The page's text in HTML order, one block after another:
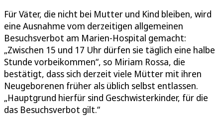
Für Väter, die nicht bei Mutter und Kind bleiben, wird
eine Ausnahme vom derzeitigen allgemeinen
Besuchsverbot am Marien-Hospital gemacht:
„Zwischen 15 und 17 Uhr dürfen sie täglich eine halbe
Stunde vorbeikommen“, so Miriam Rossa, die
bestätigt, dass sich derzeit viele Mütter mit ihren
Neugeborenen früher als üblich selbst entlassen.
„Hauptgrund hierfür sind Geschwisterkinder, für die
das Besuchsverbot gilt.“